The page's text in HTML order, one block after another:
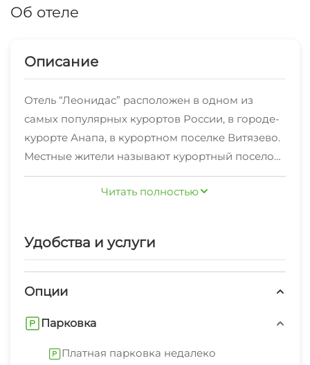
Об отеле
Описание
Отель “Леонидас” расположен в одном из
самых популярных курортов России, в городе-
курорте Анапа, в курортном поселке Витязево.
Местные жители называют курортный поселок
«Маленькие Афины», он омывается Черным
морем и лиманом. Это пляжный рай, который
путешествия.
Отель «Леонидас» находится всего в
песчаных пляжей Анапы, что делает его
насладиться морем и солнцем, не тратя много
Читать полностью
Удобства и услуги
Опции
Парковка
Платная парковка недалеко